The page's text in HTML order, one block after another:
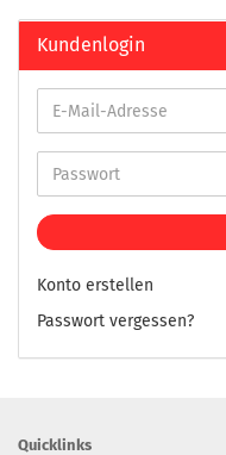
Kundenlogin
Konto erstellen
Passwort vergessen?
Quicklinks